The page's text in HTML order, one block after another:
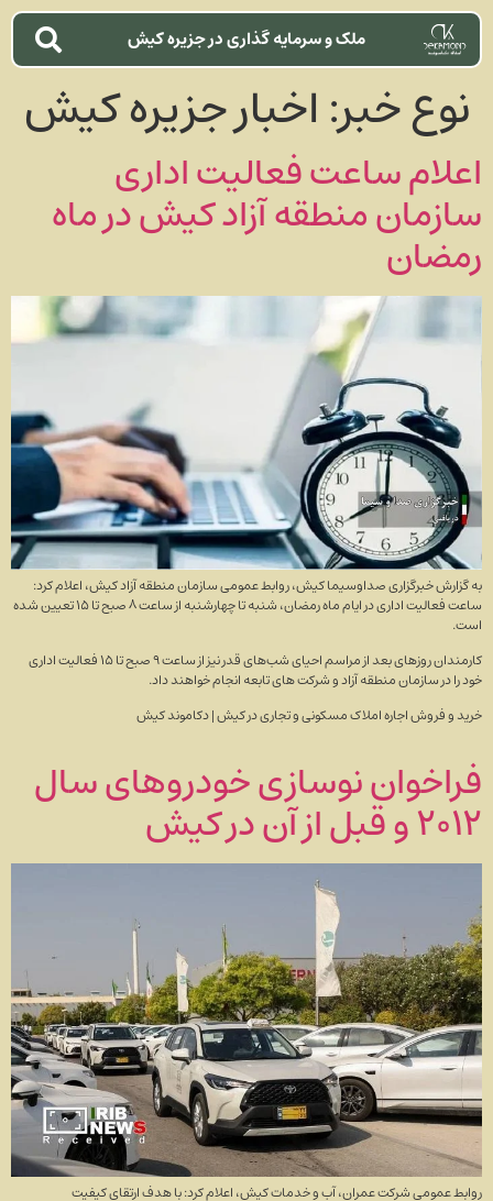
ملک و سرمایه گذاری در جزیره کیش
نوع خبر: اخبار جزیره کیش
اعلام ساعت فعالیت اداری
سازمان منطقه آزاد کیش در ماه
رمضان
به گزارش خبرگزاری صداوسیما کیش، روابط عمومی سازمان منطقه آزاد کیش، اعلام کرد:
ساعت فعالیت اداری در ایام ماه رمضان، شنبه تا چهارشنبه از ساعت ۸ صبح تا ۱۵ تعیین شده
است.
کارمندان روز‌های بعد از مراسم احیای شب‌های قدر نیز از ساعت ۹ صبح تا ۱۵ فعالیت اداری
خود را در سازمان منطقه آزاد و شرکت های تابعه انجام خواهند داد.
خرید و فروش اجاره املاک مسکونی و تجاری در کیش | دکاموند کیش
فراخوان نوسازی خودرو‌های سال
۲۰۱۲ و قبل از آن در کیش
روابط عمومی شرکت عمران، آب و خدمات کیش، اعلام کرد: با هدف ارتقای کیفیت